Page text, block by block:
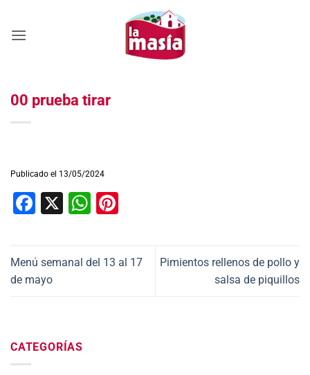
contenido
00 prueba tirar
Publicado el 13/05/2024
Facebook
X WhatsApp
Menú semanal del 13 al 17
de mayo
Pimientos rellenos de pollo y
salsa de piquillos
CATEGORÍAS